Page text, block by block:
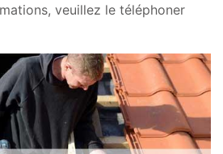
veuillez le téléphoner